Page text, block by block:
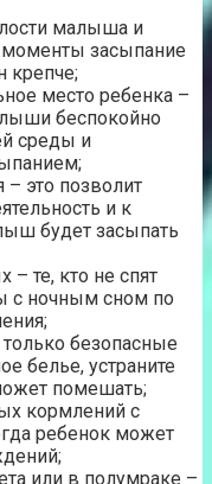
малыша и
моменты засыпание
крепче;
место ребенка –
беспокойно
среды и
– это позволит
и к
будет засыпать
– те, кто не спят
с ночным сном по
безопасные
белье, устраните
помешать;
кормлений с
ребенок может
или в полумраке –